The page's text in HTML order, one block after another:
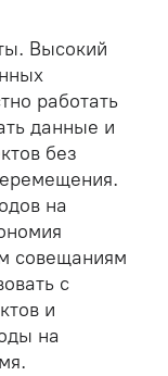
Высокий
работать
данные и
без
на
совещаниям
с
и
на